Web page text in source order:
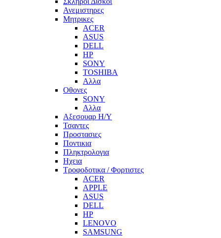
Ανεμιστηρες
Μητρικες
ACER
ASUS
DELL
HP
SONY
TOSHIBA
Αλλα
Οθονες
SONY
Αλλα
Αξεσουαρ Η/Υ
Τσαντες
Προστασιες
Ποντικια
Πληκτρολογια
Ηχεια
Τροφοδοτικα / Φορτιστες
ACER
APPLE
ASUS
DELL
HP
LENOVO
SAMSUNG